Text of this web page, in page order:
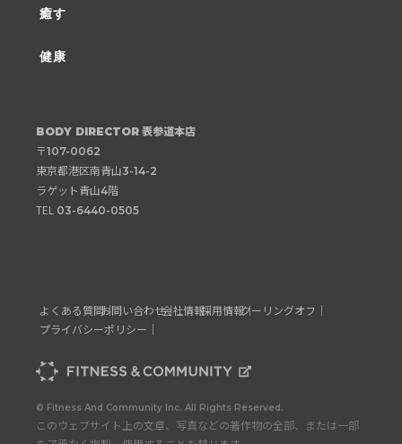
癒す
健康
BODY DIRECTOR 表参道本店
〒107-0062
東京都港区南青山3-14-2
ラゲット青山4階
TEL 03-6440-0505
よくある質問｜お問い合わせ｜会社情報｜採用情報｜クーリングオフ｜
プライバシーポリシー｜
© Fitness And Community Inc. All Rights Reserved.
このウェブサイト上の文章、写真などの著作物の全部、または一部